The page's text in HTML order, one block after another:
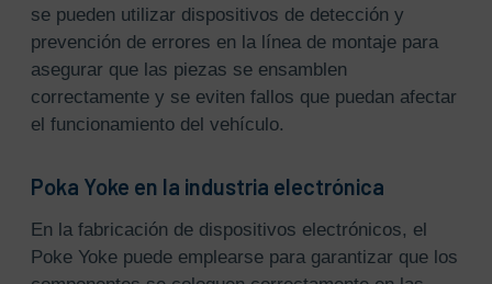
se pueden utilizar dispositivos de detección y
prevención de errores en la línea de montaje para
asegurar que las piezas se ensamblen
correctamente y se eviten fallos que puedan afectar
el funcionamiento del vehículo.
Poka Yoke en la industria electrónica
En la fabricación de dispositivos electrónicos, el
Poke Yoke puede emplearse para garantizar que los